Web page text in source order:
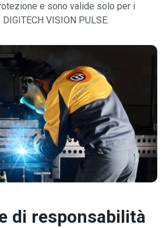
e sono valide solo per i
VISION PULSE.
di responsabilità